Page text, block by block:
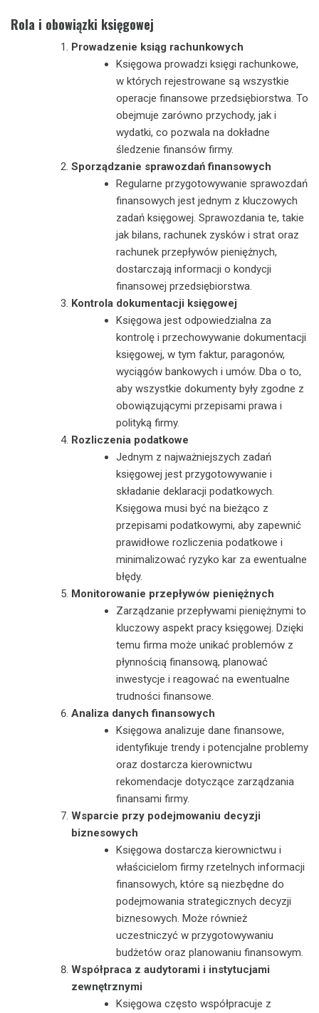
Rola i obowiązki księgowej
Prowadzenie ksiąg rachunkowych
Księgowa prowadzi księgi rachunkowe,
w których rejestrowane są wszystkie
operacje finansowe przedsiębiorstwa. To
obejmuje zarówno przychody, jak i
wydatki, co pozwala na dokładne
śledzenie finansów firmy.
Sporządzanie sprawozdań finansowych
Regularne przygotowywanie sprawozdań
finansowych jest jednym z kluczowych
zadań księgowej. Sprawozdania te, takie
jak bilans, rachunek zysków i strat oraz
rachunek przepływów pieniężnych,
dostarczają informacji o kondycji
finansowej przedsiębiorstwa.
Kontrola dokumentacji księgowej
Księgowa jest odpowiedzialna za
kontrolę i przechowywanie dokumentacji
księgowej, w tym faktur, paragonów,
wyciągów bankowych i umów. Dba o to,
aby wszystkie dokumenty były zgodne z
obowiązującymi przepisami prawa i
polityką firmy.
Rozliczenia podatkowe
Jednym z najważniejszych zadań
księgowej jest przygotowywanie i
składanie deklaracji podatkowych.
Księgowa musi być na bieżąco z
przepisami podatkowymi, aby zapewnić
prawidłowe rozliczenia podatkowe i
minimalizować ryzyko kar za ewentualne
błędy.
Monitorowanie przepływów pieniężnych
Zarządzanie przepływami pieniężnymi to
kluczowy aspekt pracy księgowej. Dzięki
temu firma może unikać problemów z
płynnością finansową, planować
inwestycje i reagować na ewentualne
trudności finansowe.
Analiza danych finansowych
Księgowa analizuje dane finansowe,
identyfikuje trendy i potencjalne problemy
oraz dostarcza kierownictwu
rekomendacje dotyczące zarządzania
finansami firmy.
Wsparcie przy podejmowaniu decyzji
biznesowych
Księgowa dostarcza kierownictwu i
właścicielom firmy rzetelnych informacji
finansowych, które są niezbędne do
podejmowania strategicznych decyzji
biznesowych. Może również
uczestniczyć w przygotowywaniu
budżetów oraz planowaniu finansowym.
Współpraca z audytorami i instytucjami
zewnętrznymi
Księgowa często współpracuje z